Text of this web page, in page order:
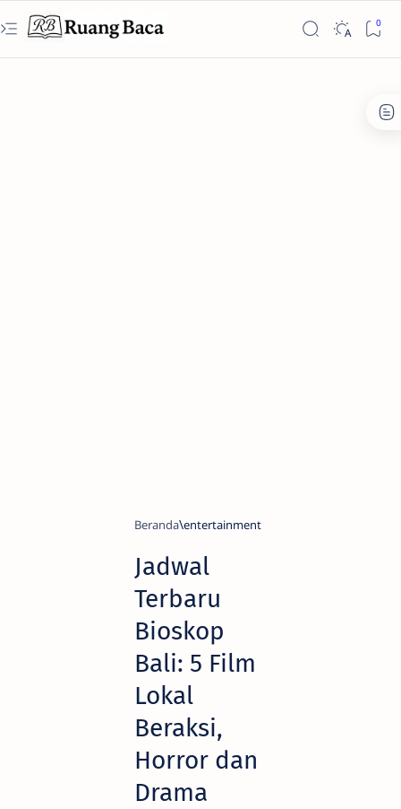
Beranda entertainment
Jadwal
Terbaru
Bioskop
Bali: 5 Film
Lokal
Beraksi,
Horror dan
Drama